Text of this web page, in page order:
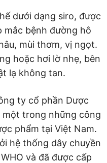
dưới dạng siro, được
bệnh đường hô
mùi thơm, vị ngọt.
hoặc hơi lờ nhẹ, bên
lạ không tan.
ty cổ phần Dược
một trong những công
phẩm tại Việt Nam.
hệ thống dây chuyền
và đã được cấp